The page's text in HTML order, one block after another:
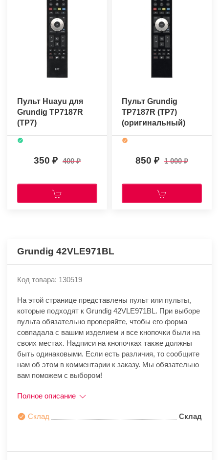
Пульт Huayu для
Grundig TP7187R
(TP7)
350 400
Пульт Grundig
TP7187R (TP7)
(оригинальный)
850 1 000
Grundig 42VLE971BL
Код товара: 130519
На этой странице представлены пульт или пульты,
которые подходят к Grundig 42VLE971BL. При выборе
пульта обязательно проверяйте, чтобы его форма
совпадала с вашим изделием и все кнопочки были на
своих местах. Надписи на кнопочках также должны
быть одинаковыми. Если есть различия, то сообщите
нам об этом в комментарии к заказу. Мы обязательно
вам поможем с выбором!
Полное описание
Склад Склад